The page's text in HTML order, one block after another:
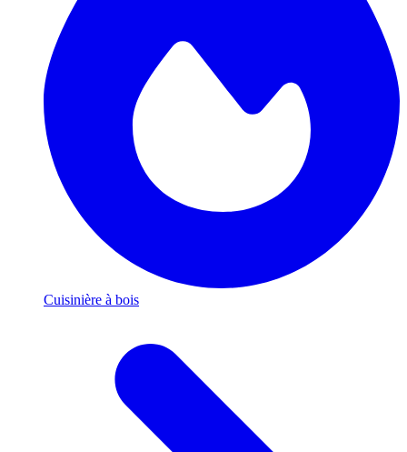
Cuisinière à bois